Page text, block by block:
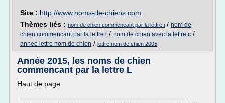
Site : http://www.noms-de-chiens.com
Thèmes liés : nom de chien commencant par la lettre i / nom de
chien commencant par la lettre l
/ nom de chien avec la lettre c /
annee lettre nom de chien / lettre nom de chien 2005
Année 2015, les noms de chien
commencant par la lettre L
Haut de page